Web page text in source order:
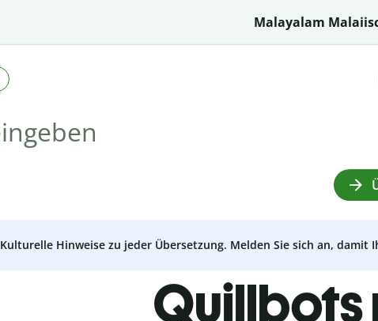
Malayalam
Kulturelle Hinweise zu jeder Übersetzung. Melden Sie sich an,